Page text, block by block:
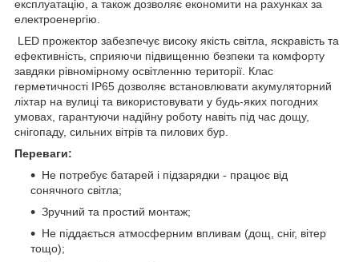
експлуатацію, а також дозволяє економити на рахунках за
електроенергію.
LED прожектор забезпечує високу якість світла, яскравість та
ефективність, сприяючи підвищенню безпеки та комфорту
завдяки рівномірному освітленню території. Клас
герметичності IP65 дозволяє встановлювати акумуляторний
ліхтар на вулиці та використовувати у будь-яких погодних
умовах, гарантуючи надійну роботу навіть під час дощу,
снігопаду, сильних вітрів та пилових бур.
Переваги:
Не потребує батарей і підзарядки - працює від
сонячного світла;
Зручний та простий монтаж;
Не піддається атмосферним впливам (дощ, сніг, вітер
тощо);